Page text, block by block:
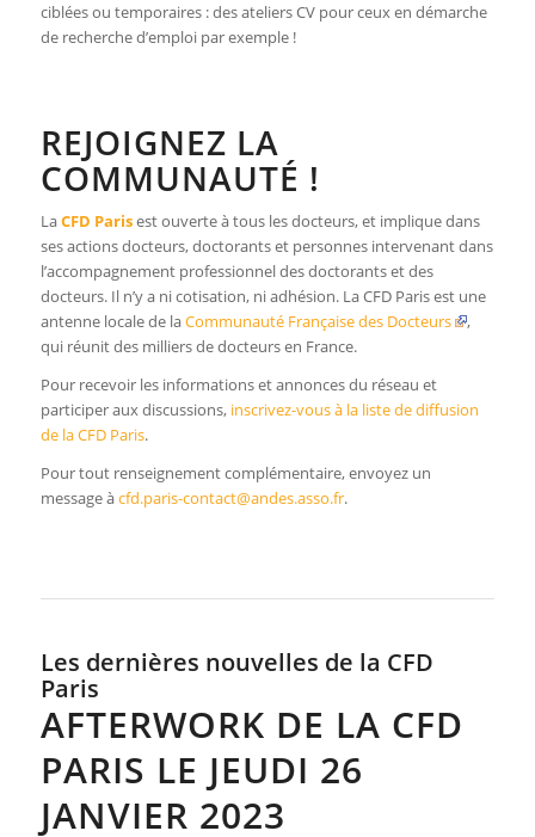
ciblées ou temporaires : des ateliers CV pour ceux en démarche
de recherche d’emploi par exemple !
REJOIGNEZ LA
COMMUNAUTÉ !
LaCFD Parisest ouverte à tous les docteurs, et implique dans
ses actions docteurs, doctorants et personnes intervenant dans
l’accompagnement professionnel des doctorants et des
docteurs. Il n’y a ni cotisation, ni adhésion. La CFD Paris est une
antenne locale de laCommunauté Française des Docteurs
,
qui réunit des milliers de docteurs en France.
Pour recevoir les informations et annonces du réseau et
participer aux discussions, inscrivez-vous à la liste de diffusion
de la CFD Paris.
Pour tout renseignement complémentaire, envoyez un
message àcfd.paris-contact@andes.asso.fr.
Les dernières nouvelles de la CFD
Paris
AFTERWORK DE LA CFD
PARIS LE JEUDI 26
JANVIER 2023